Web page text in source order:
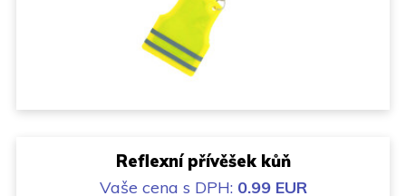
Reflexní přívěšek kůň
Vaše cena s DPH: 0.99 EUR